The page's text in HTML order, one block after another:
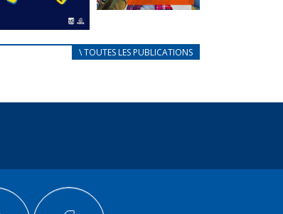
au coeur de
nos actions
en France,...
FEUILLETER
\ TOUTES LES PUBLICATIONS